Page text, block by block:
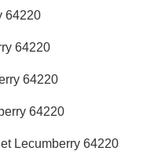
64220
64220
64220
64220
Lecumberry 64220